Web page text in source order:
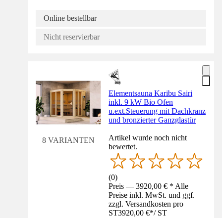
Online bestellbar
Nicht reservierbar
8 VARIANTEN
Elementsauna Karibu Sairi
inkl. 9 kW Bio Ofen
u.ext.Steuerung mit Dachkranz
und bronzierter Ganzglastür
Artikel wurde noch nicht
bewertet.
(0)
Preis — 3920,00 € * Alle
Preise inkl. MwSt. und ggf.
zzgl. Versandkosten pro
ST3920,00 €*/ ST